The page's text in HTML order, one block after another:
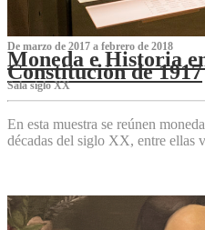
De marzo de 2017 a febrero de 2018
Moneda e Historia
Constitución de 1917
Sala siglo XX
En esta muestra se reúnen
décadas del siglo XX, entre ellas